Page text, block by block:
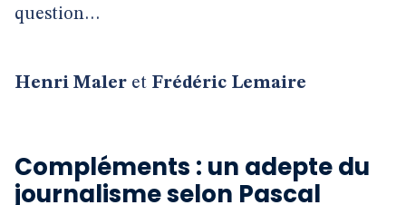
question…
Henri Maler et Frédéric Lemaire
Compléments : un adepte du
journalisme selon Pascal